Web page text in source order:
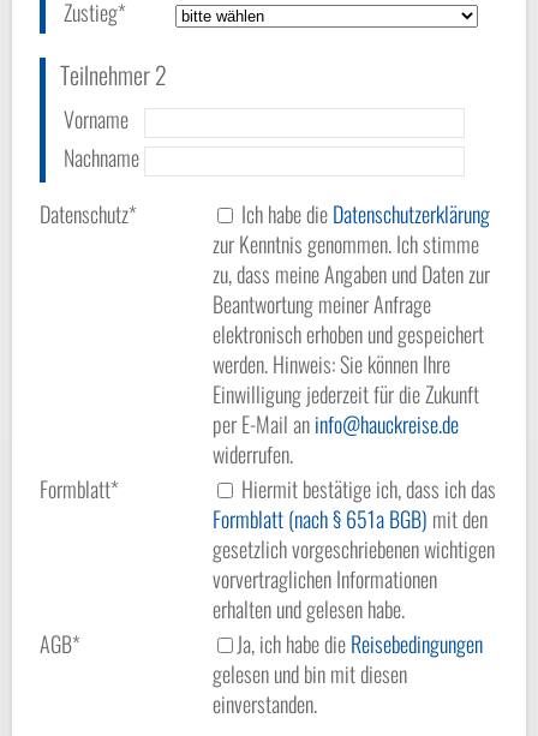
Zustieg*
Teilnehmer 2
Vorname
Nachname
Datenschutz*
Ich habe dieDatenschutzerklärung
zur Kenntnis genommen. Ich stimme
zu, dass meine Angaben und Daten zur
Beantwortung meiner Anfrage
elektronisch erhoben und gespeichert
werden. Hinweis: Sie können Ihre
Einwilligung jederzeit für die Zukunft
per E-Mail aninfo
hauckreise.de
widerrufen.
Formblatt*
Hiermit bestätige ich, dass ich das
Formblatt (nach § 651a BGB) mit den
gesetzlich vorgeschriebenen wichtigen
vorvertraglichen Informationen
erhalten und gelesen habe.
AGB*
Ja, ich habe dieReisebedingungen
gelesen und bin mit diesen
einverstanden.